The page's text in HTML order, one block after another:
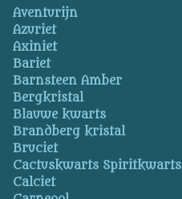
Aventurijn
Azuriet
Axiniet
Bariet
Barnsteen Amber
Bergkristal
Blauwe kwarts
Brandberg kristal
Bruciet
Cactuskwarts Spiritkwarts
Calciet